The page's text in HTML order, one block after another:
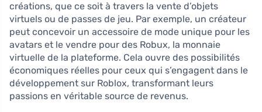
créations, que ce soit à travers la vente d’objets
virtuels ou de passes de jeu. Par exemple, un créateur
peut concevoir un accessoire de mode unique pour les
avatars et le vendre pour des Robux, la monnaie
virtuelle de la plateforme. Cela ouvre des possibilités
économiques réelles pour ceux qui s’engagent dans le
développement sur Roblox, transformant leurs
passions en véritable source de revenus.